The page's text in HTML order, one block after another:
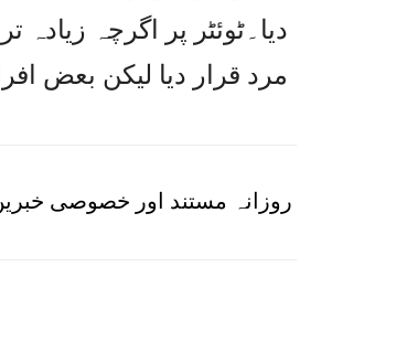
دیا۔ٹوئٹر پر اگرچہ
مرد قرار دیا لیکن بعض
روزانہ مستند اور خصوصی